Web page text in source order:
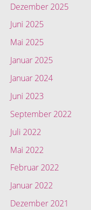
Dezember 2025
Juni 2025
Mai 2025
Januar 2025
Januar 2024
Juni 2023
September 2022
Juli 2022
Mai 2022
Februar 2022
Januar 2022
Dezember 2021